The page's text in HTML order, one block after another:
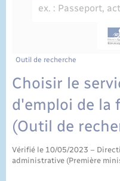
État civil
Cimetière communal
Outil de recherche
Choisir le
d'emploi de la
(Outil de
Vérifié le 10/05/2023 –
administrative (Première